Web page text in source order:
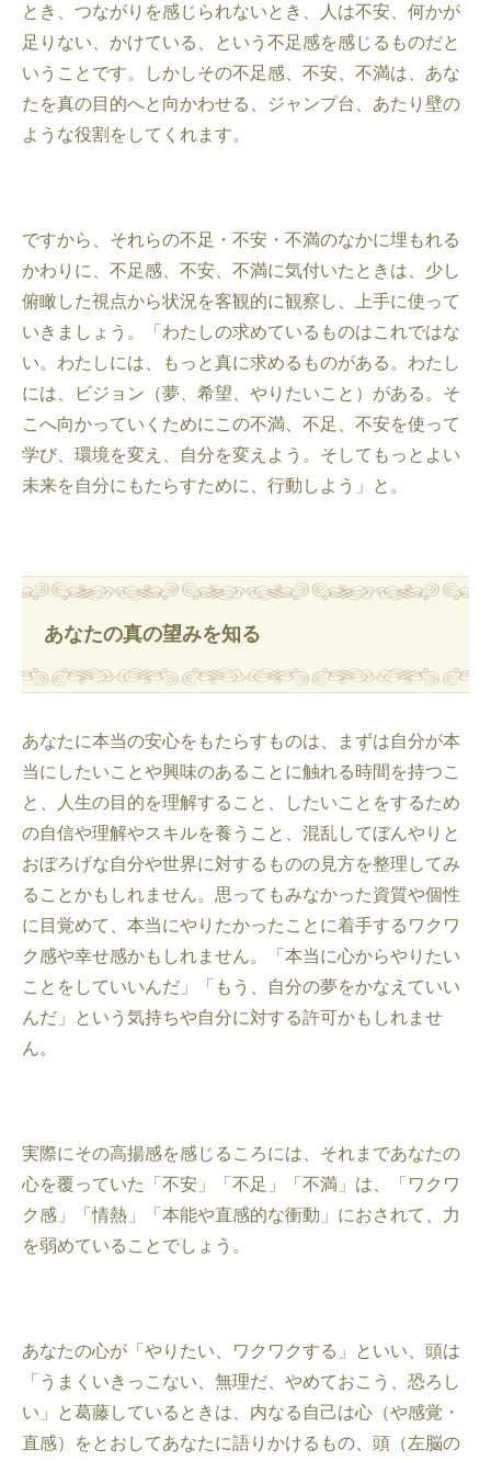
とき、つながりを感じられないとき、人は不安、何かが
足りない、かけている、という不足感を感じるものだと
いうことです。しかしその不足感、不安、不満は、あな
たを真の目的へと向かわせる、ジャンプ台、あたり壁の
ような役割をしてくれます。
ですから、それらの不足・不安・不満のなかに埋もれる
かわりに、不足感、不安、不満に気付いたときは、少し
俯瞰した視点から状況を客観的に観察し、上手に使って
いきましょう。「わたしの求めているものはこれではな
い。わたしには、もっと真に求めるものがある。わたし
には、ビジョン（夢、希望、やりたいこと）がある。そ
こへ向かっていくためにこの不満、不足、不安を使って
学び、環境を変え、自分を変えよう。そしてもっとよい
未来を自分にもたらすために、行動しよう」と。
あなたの真の望みを知る
あなたに本当の安心をもたらすものは、まずは自分が本
当にしたいことや興味のあることに触れる時間を持つこ
と、人生の目的を理解すること、したいことをするため
の自信や理解やスキルを養うこと、混乱してぼんやりと
おぼろげな自分や世界に対するものの見方を整理してみ
ることかもしれません。思ってもみなかった資質や個性
に目覚めて、本当にやりたかったことに着手するワクワ
ク感や幸せ感かもしれません。「本当に心からやりたい
ことをしていいんだ」「もう、自分の夢をかなえていい
んだ」という気持ちや自分に対する許可かもしれませ
ん。
実際にその高揚感を感じるころには、それまであなたの
心を覆っていた「不安」「不足」「不満」は、「ワクワ
ク感」「情熱」「本能や直感的な衝動」におされて、力
を弱めていることでしょう。
あなたの心が「やりたい、ワクワクする」といい、頭は
「うまくいきっこない、無理だ、やめておこう、恐ろし
い」と葛藤しているときは、内なる自己は心（や感覚・
直感）をとおしてあなたに語りかけるもの、頭（左脳の